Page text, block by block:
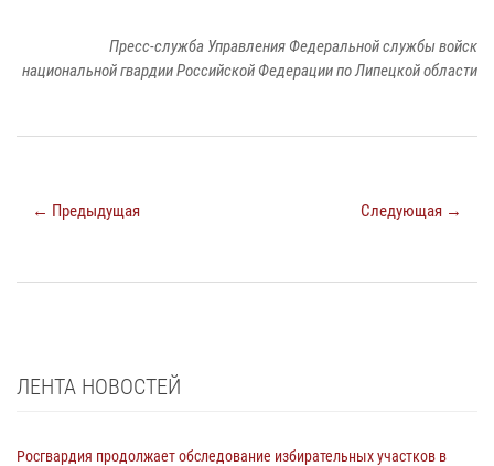
Пресс-служба Управления Федеральной службы войск
национальной гвардии Российской Федерации по Липецкой области
← Предыдущая Следующая →
ЛЕНТА НОВОСТЕЙ
Росгвардия продолжает обследование избирательных участков в